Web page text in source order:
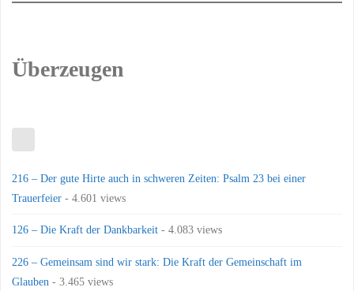
Überzeugen
216 – Der gute Hirte auch in schweren Zeiten: Psalm 23 bei einer
Trauerfeier - 4.601 views
126 – Die Kraft der Dankbarkeit - 4.083 views
226 – Gemeinsam sind wir stark: Die Kraft der Gemeinschaft im
Glauben - 3.465 views